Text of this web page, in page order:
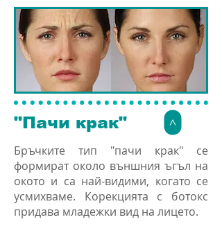
"Пачи крак" >
Бръчките тип "пачи крак" се
формират около външния ъгъл на
окото и са най-видими, когато се
усмихваме. Корекцията с ботокс
придава младежки вид на лицето.